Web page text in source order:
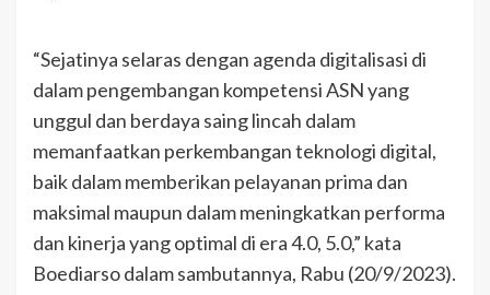
“Sejatinya selaras dengan agenda digitalisasi di
dalam pengembangan kompetensi ASN yang
unggul dan berdaya saing lincah dalam
memanfaatkan perkembangan teknologi digital,
baik dalam memberikan pelayanan prima dan
maksimal maupun dalam meningkatkan performa
dan kinerja yang optimal di era 4.0, 5.0,” kata
Boediarso dalam sambutannya, Rabu (20/9/2023).